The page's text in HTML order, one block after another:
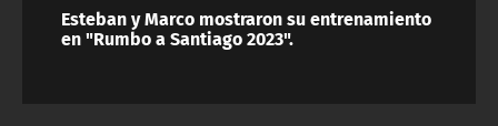
Esteban y Marco mostraron su entrenamiento
en "Rumbo a Santiago 2023".